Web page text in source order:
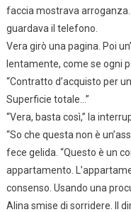
faccia mostrava
guardava il telefono.
Vera girò una pagina. Poi
lentamente, come se ogni
“Contratto d’acquisto per
Superficie totale…”
“Vera, basta così,” la
“So che questa non è
fece gelida. “Questo è un
appartamento.
consenso. Usando una
Alina smise di sorridere. Il